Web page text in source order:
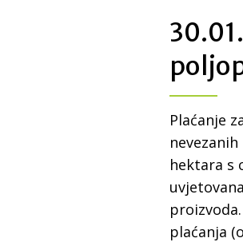
Plaćanje
hektara s
plaćanja